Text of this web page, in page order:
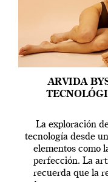
ARVIDA
La exploración
tecnología desde
elementos como
perfección. La
recuerda que la